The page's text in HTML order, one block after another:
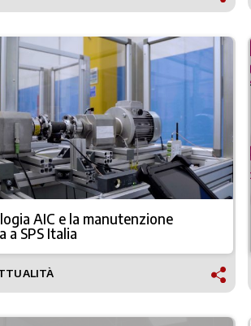
AIC e la manutenzione
a SPS Italia